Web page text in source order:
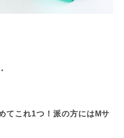
てこれ1つ！派の方にはMサ